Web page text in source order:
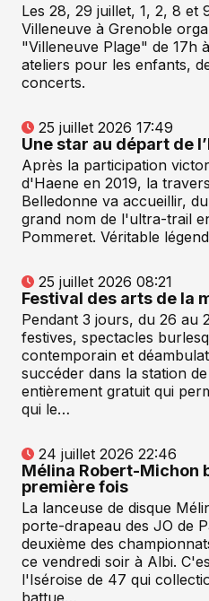
Les 28, 29 juillet, 1, 2, 8 et
Villeneuve à Grenoble
"Villeneuve Plage" de 17h
ateliers pour les enfants,
concerts.
25 juillet 2026 17:49
Une star au départ de
Après la participation
d'Haene en 2019, la
Belledonne va accueillir,
grand nom de l'ultra-trail
Pommeret. Véritable
25 juillet 2026 08:21
Festival des arts de la
Pendant 3 jours, du 26 au
festives, spectacles
contemporain et
succéder dans la station
entièrement gratuit qui
qui le…
24 juillet 2026 22:46
Mélina Robert-Michon
première fois
La lanceuse de disque
porte-drapeau des JO de
deuxième des
ce vendredi soir à Albi.
l'Iséroise de 47 qui
battue…